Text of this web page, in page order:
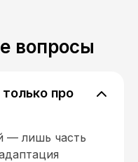
вопросы
про
— лишь часть